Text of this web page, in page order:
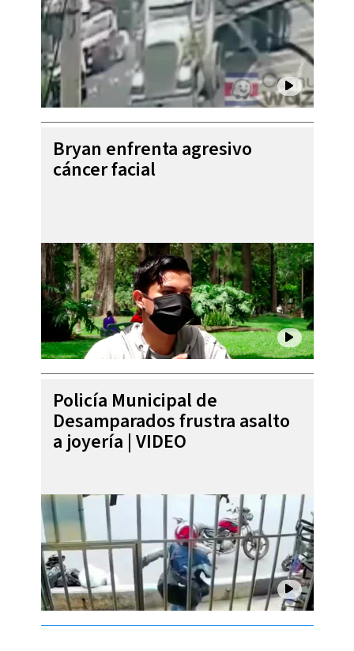
Bryan enfrenta agresivo
cáncer facial
Policía Municipal de
Desamparados frustra asalto
a joyería | VIDEO